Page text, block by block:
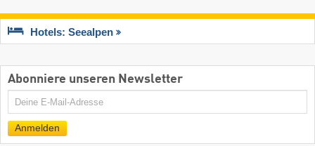
Hotels: Seealpen
Abonniere unseren Newsletter
E-
Anmelden